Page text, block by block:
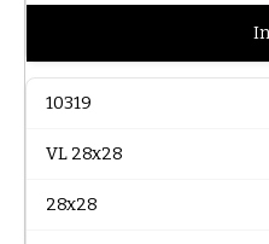
10319
VL 28x28
28x28